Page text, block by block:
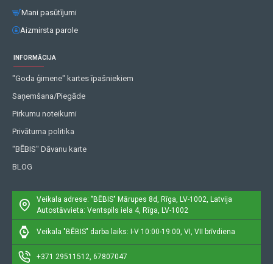
Mani pasūtījumi
Aizmirsta parole
INFORMĀCIJA
"Goda ģimene" kartes īpašniekiem
Saņemšana/Piegāde
Pirkumu noteikumi
Privātuma politika
"BĒBIS" Dāvanu karte
BLOG
Veikala adrese: "BĒBIS" Mārupes 8d, Rīga, LV-1002, Latvija
Autostāvvieta: Ventspils iela 4, Rīga, LV-1002
Veikala "BĒBIS" darba laiks: I-V 10:00-19:00, VI, VII brīvdiena
+371 29511512, 67807047